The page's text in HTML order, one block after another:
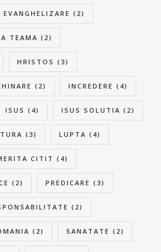
EVANGHELIZARE (2)
TEAMA (2)
HRISTOS (3)
(2) INCREDERE (4)
ISUS (4) ISUS SOLUTIA (2)
(3) LUPTA (4)
CITIT (4)
(2) PREDICARE (3)
(2)
(2) SANATATE (2)